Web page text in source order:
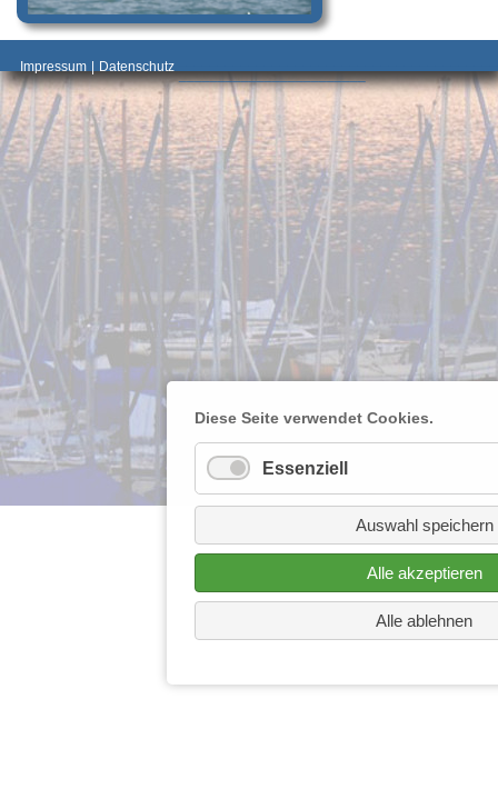
Impressum | Datenschutz ________________________
Diese Seite verwendet Cookies.
Essenziell
Auswahl speichern
Alle akzeptieren
Alle ablehnen